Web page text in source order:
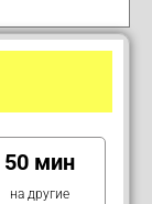
50 мин
на другие